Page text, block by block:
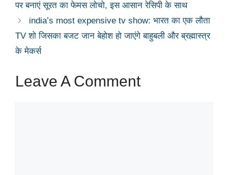
पर बनाएं सूरत का फेमस लोचो, इस आसान रेसिपी के साथ
india’s most expensive tv show: भारत का एक लौता
TV शो जिसका बजट जान बेहोश हो जाएंगे बाहुबली और ब्रह्मास्त्र
के मेकर्स
Leave A Comment